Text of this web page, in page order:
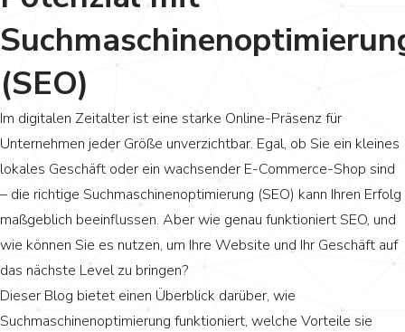
(SEO)
Im digitalen Zeitalter ist eine starke Online-Präsenz für
Unternehmen jeder Größe unverzichtbar. Egal, ob Sie ein kleines
lokales Geschäft oder ein wachsender E-Commerce-Shop sind
– die richtige Suchmaschinenoptimierung (SEO) kann Ihren Erfolg
maßgeblich beeinflussen. Aber wie genau funktioniert SEO, und
wie können Sie es nutzen, um Ihre Website und Ihr Geschäft auf
das nächste Level zu bringen?
Dieser Blog bietet einen Überblick darüber, wie
Suchmaschinenoptimierung funktioniert, welche Vorteile sie